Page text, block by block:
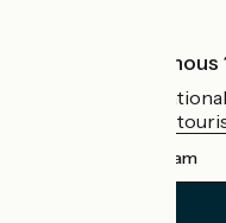
Qui sommes-nous
L'association
guide officiel du
Instagram